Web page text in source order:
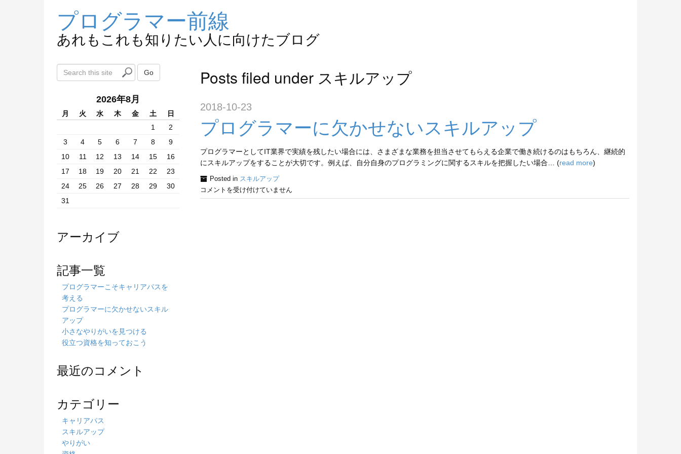
プログラマー前線
あれもこれも知りたい人に向けたブログ
Posts filed under スキルアップ
2018-10-23
プログラマーに欠かせないスキルアップ
プログラマーとしてIT業界で実績を残したい場合には、さまざまな業務を担当させてもらえる企業で働き続けるのはもちろん、継続的
にスキルアップをすることが大切です。例えば、自分自身のプログラミングに関するスキルを把握したい場合… (read more)
Posted in スキルアップ
コメントを受け付けていません
e
Go
2026年8月
月 火 水 木 金 土
日
1
2
3
4 5 6 7 8
9
10
11 12 13 14 15
16
17
18 19 20 21 22
23
24
25 26 27 28 29
30
31
アーカイブ
記事一覧
プログラマーこそキャリアパスを
考える
プログラマーに欠かせないスキル
アップ
小さなやりがいを見つける
役立つ資格を知っておこう
最近のコメント
カテゴリー
キャリアパス
スキルアップ
やりがい